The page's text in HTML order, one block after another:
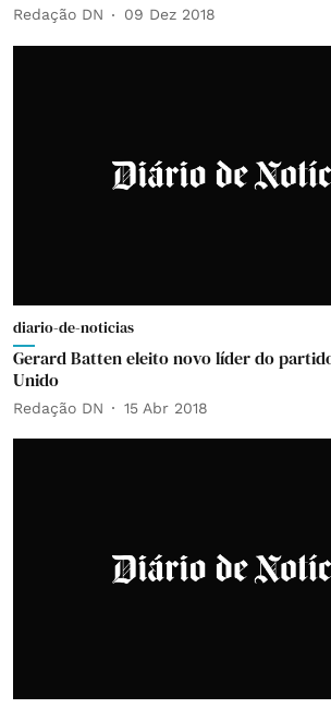
Redação DN 09 Dez 2018
diario-de-noticias
Gerard Batten eleito novo líder do
Unido
Redação DN 15 Abr 2018